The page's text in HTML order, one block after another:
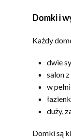
Domki i
Każdy
dwie
salon
w
duży,
Domki są